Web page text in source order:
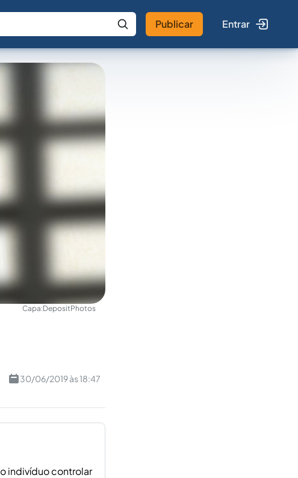
com a IA Buscar no Jus
Publicar Entrar
Capa:DepositPhotos
30/06/2019 às 18:47
indivíduo controlar